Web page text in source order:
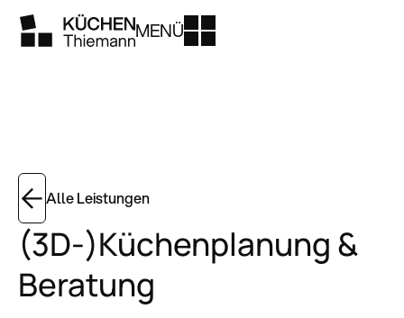
MENÜ
Alle Leistungen
(3D-)Küchenplanung &
Beratung